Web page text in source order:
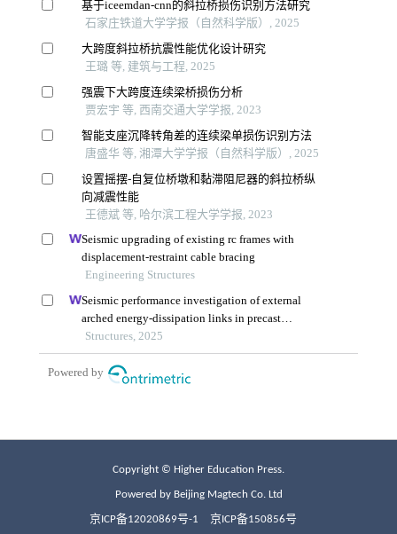
Copyright © Higher Education Press.
Powered by Beijing Magtech Co. Ltd
京ICP备12020869号-1 京ICP备150856号